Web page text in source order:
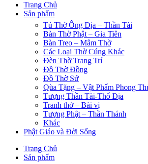
Trang Chủ
Sản phẩm
Tủ Thờ Ông Địa – Thần Tài
Bàn Thờ Phật – Gia Tiên
Bàn Treo – Mâm Thờ
Các Loại Thờ Cúng Khác
Đèn Thờ Trang Trí
Đồ Thờ Đồng
Đồ Thờ Sứ
Qùa Tặng – Vật Phẩm Phong
Tượng Thần Tài-Thổ Địa
Tranh thờ – Bài vị
Tượng Phật – Thần Thánh
Khác
Phật Giáo và Đời Sống
Trang Chủ
Sản phẩm